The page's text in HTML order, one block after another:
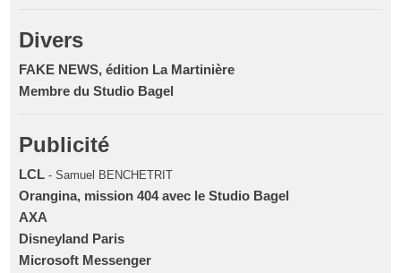
Divers
FAKE NEWS, édition La Martinière
Membre du Studio Bagel
Publicité
LCL - Samuel BENCHETRIT
Orangina, mission 404 avec le Studio Bagel
AXA
Disneyland Paris
Microsoft Messenger